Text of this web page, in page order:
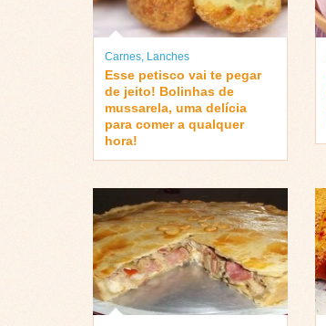
Carnes Lanches
Esse petisco vai te pegar
de jeito! Bolinhas de
mussarela, uma delícia
para comer a qualquer
hora!